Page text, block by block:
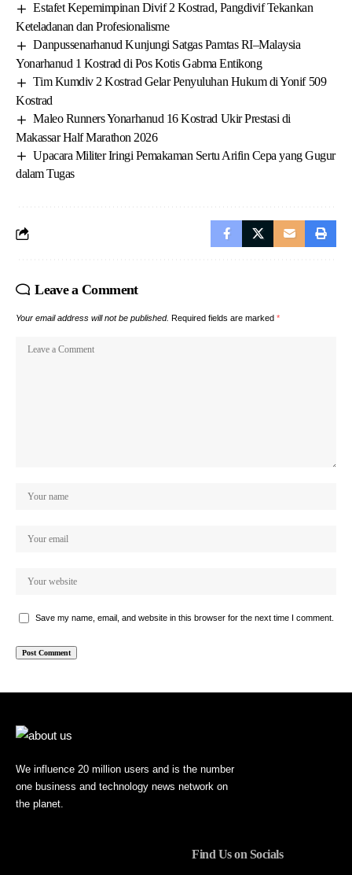
Estafet Kepemimpinan Divif 2 Kostrad, Pangdivif Tekankan
Keteladanan dan Profesionalisme
Danpussenarhanud Kunjungi Satgas Pamtas RI–Malaysia
Yonarhanud 1 Kostrad di Pos Kotis Gabma Entikong
Tim Kumdiv 2 Kostrad Gelar Penyuluhan Hukum di Yonif 509
Kostrad
Maleo Runners Yonarhanud 16 Kostrad Ukir Prestasi di
Makassar Half Marathon 2026
Upacara Militer Iringi Pemakaman Sertu Arifin Cepa yang Gugur
dalam Tugas
Leave a Comment
Your email address will not be published. Required fields are marked *
Save my name, email, and website in this browser for the next time I comment.
We influence 20 million users and is the number
one business and technology news network on
the planet.
Find Us on Socials